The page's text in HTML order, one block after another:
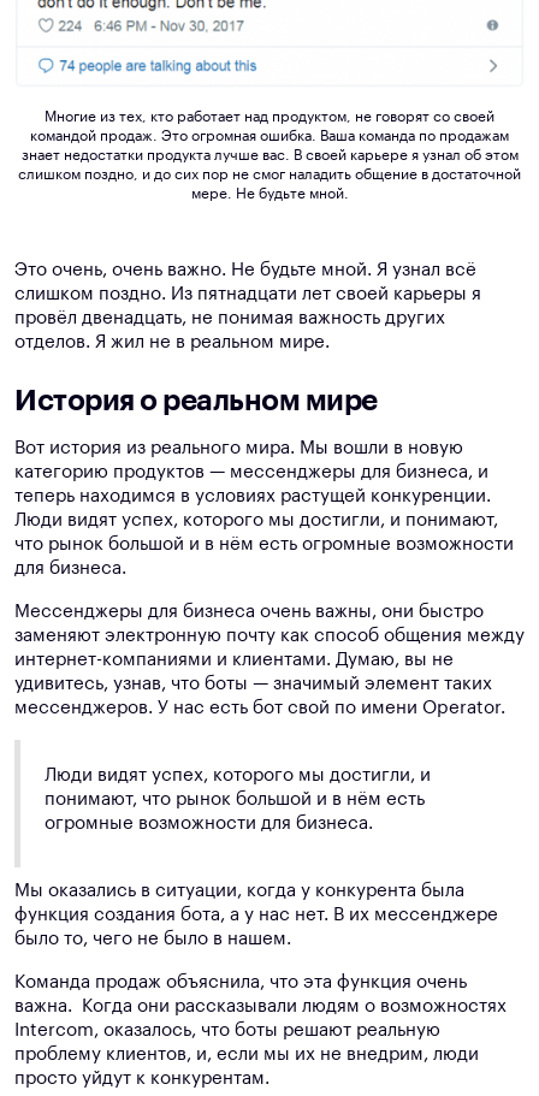
Многие из тех, кто работает над продуктом, не говорят со своей
командой продаж. Это огромная ошибка. Ваша команда по продажам
знает недостатки продукта лучше вас. В своей карьере я узнал об этом
слишком поздно, и до сих пор не смог наладить общение в достаточной
мере. Не будьте мной.
Это очень, очень важно. Не будьте мной. Я узнал всё
слишком поздно. Из пятнадцати лет своей карьеры я
провёл двенадцать, не понимая важность других
отделов. Я жил не в реальном мире.
История о реальном мире
Вот история из реального мира. Мы вошли в новую
категорию продуктов — мессенджеры для бизнеса, и
теперь находимся в условиях растущей конкуренции.
Люди видят успех, которого мы достигли, и понимают,
что рынок большой и в нём есть огромные возможности
для бизнеса.
Мессенджеры для бизнеса очень важны, они быстро
заменяют электронную почту как способ общения между
интернет-компаниями и клиентами. Думаю, вы не
удивитесь, узнав, что боты — значимый элемент таких
мессенджеров. У нас есть бот свой по имени Operator.
Люди видят успех, которого мы достигли, и
понимают, что рынок большой и в нём есть
огромные возможности для бизнеса.
Мы оказались в ситуации, когда у конкурента была
функция создания бота, а у нас нет. В их мессенджере
было то, чего не было в нашем.
Команда продаж объяснила, что эта функция очень
важна. Когда они рассказывали людям о возможностях
Intercom, оказалось, что боты решают реальную
проблему клиентов, и, если мы их не внедрим, люди
просто уйдут к конкурентам.